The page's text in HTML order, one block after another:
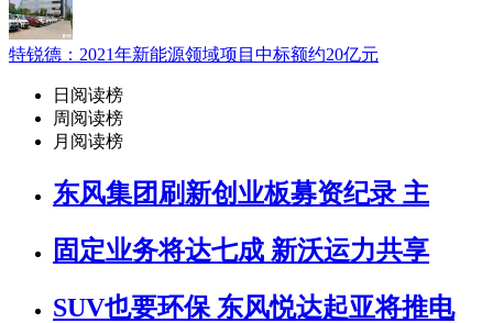
特锐德：2021年新能源领域项目中标额约20亿元
日阅读榜
周阅读榜
月阅读榜
东风集团刷新创业板募资纪录 主
固定业务将达七成 新沃运力共享
SUV也要环保 东风悦达起亚将推电